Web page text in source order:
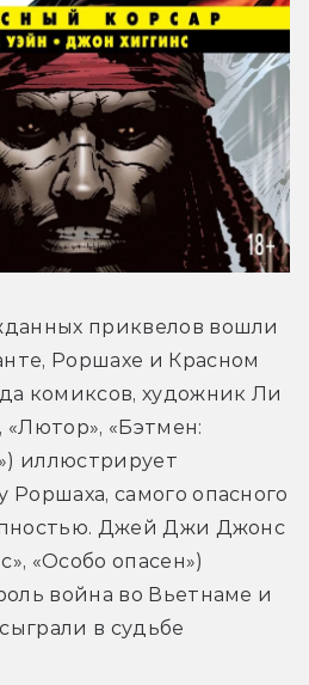
приквелов вошли
Роршахе и Красном
комиксов, художник Ли
«Лютор», «Бэтмен:
иллюстрирует
Роршаха, самого опасного
Джей Джи Джонс
«Особо опасен»)
война во Вьетнаме и
в судьбе